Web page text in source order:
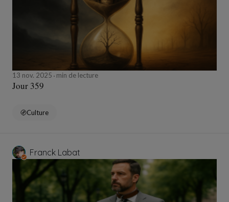
13 nov. 2025 min de lecture
Jour 359
Culture
Franck Labat